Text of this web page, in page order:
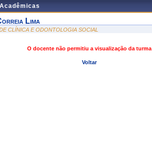
Lima
CLÍNICA E ODONTOLOGIA SOCIAL
O docente não permitiu a visualização da turma
Voltar